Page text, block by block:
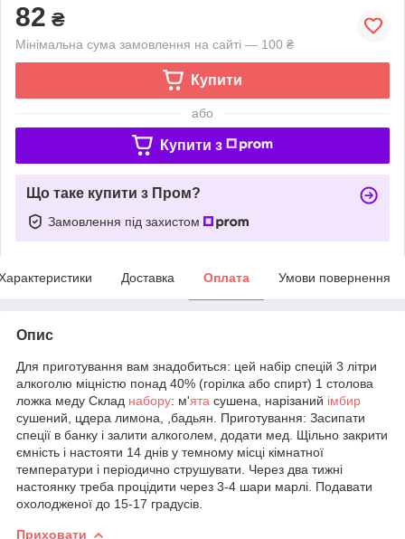
82 ₴
Мінімальна сума замовлення на сайті — 100 ₴
Купити
або
Купити з
Що таке купити з Пром?
Замовлення під захистом
Доставка Оплата Умови повернення
Опис
Для приготування вам знадобиться: цей набір спецій 3 літри
алкоголю міцністю понад 40% (горілка або спирт) 1 столова
ложка меду Склад набору: м'ята сушена, нарізаний імбир
сушений, цдера лимона, ,бадьян. Приготування: Засипати
спеції в банку і залити алкоголем, додати мед. Щільно закрити
ємність і настояти 14 днів у темному місці кімнатної
температури і періодично струшувати. Через два тижні
настоянку треба процідити через 3-4 шари марлі. Подавати
охолодженої до 15-17 градусів.
Приховати